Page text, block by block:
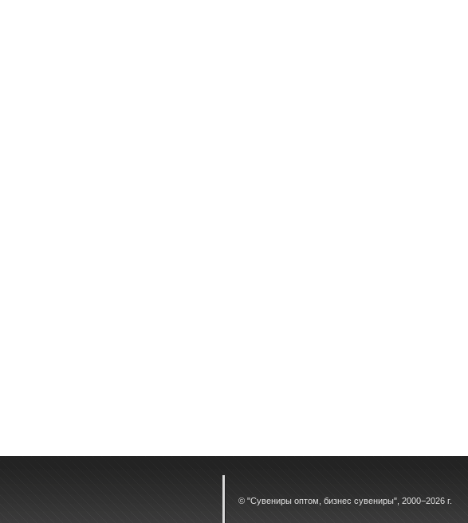
© "Сувениры оптом, бизнес сувениры", 2000−2026 г.